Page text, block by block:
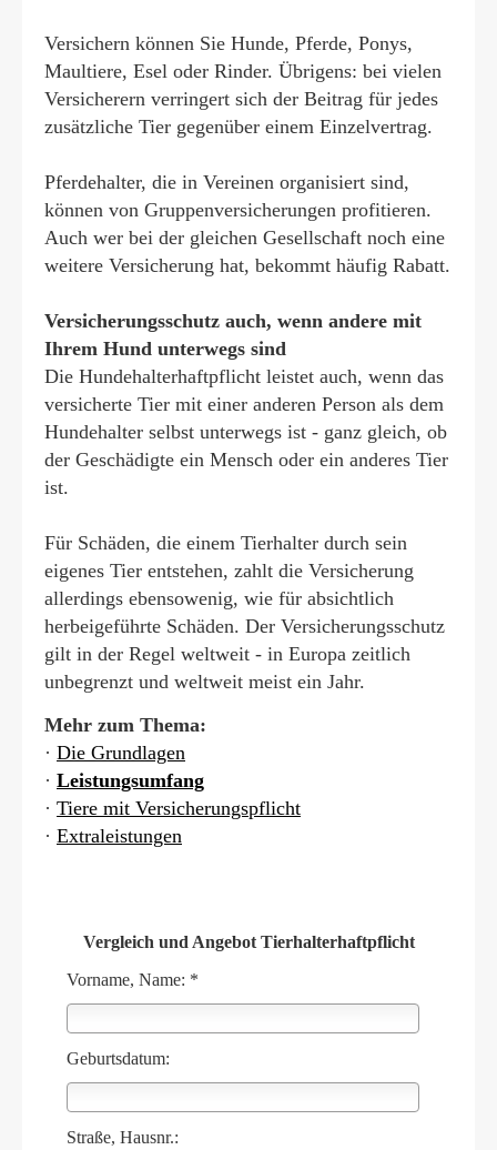
Versichern können Sie Hunde, Pferde, Ponys,
Maultiere, Esel oder Rinder. Übrigens: bei vielen
Versicherern verringert sich der Beitrag für jedes
zusätzliche Tier gegenüber einem Einzelvertrag.
Pferdehalter, die in Vereinen organisiert sind,
können von Gruppenversicherungen profitieren.
Auch wer bei der gleichen Gesellschaft noch eine
weitere Versicherung hat, bekommt häufig Rabatt.
Versicherungsschutz auch, wenn andere mit
Ihrem Hund unterwegs sind
Die Hunde­halter­haft­pflicht leistet auch, wenn das
versicherte Tier mit einer anderen Person als dem
Hundehalter selbst unterwegs ist - ganz gleich, ob
der Geschädigte ein Mensch oder ein anderes Tier
ist.
Für Schäden, die einem Tierhalter durch sein
eigenes Tier entstehen, zahlt die Versicherung
allerdings ebensowenig, wie für absichtlich
herbeigeführte Schäden. Der Versicherungsschutz
gilt in der Regel weltweit - in Europa zeitlich
unbegrenzt und weltweit meist ein Jahr.
Mehr zum Thema:
· Die Grundlagen
· Leistungsumfang
· Tiere mit Versicherungspflicht
· Extraleistungen
Vergleich und Angebot Tierhalterhaftpflicht
Vorname, Name: *
Geburts­datum:
Straße, Hausnr.: